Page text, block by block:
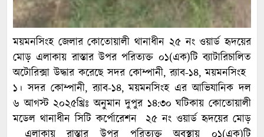
ময়মনসিংহ জেলার কোতোয়ালী থানাধীন ২৫ নং ওয়ার্ড হৃদয়ের
মোড় এলাকায় রাস্তার উপর পরিত্যক্ত ০১(এক)টি ব্যাটারিচালিত
অটোরিক্সা উদ্ধার করেছে সদর কোম্পানী, র‌্যাব-১৪, ময়মনসিংহ
১। সদর কোম্পানী, র‌্যাব-১৪, ময়মনসিংহ এর আভিযানিক দল
৬ আগস্ট ২০২৫খ্রিঃ অনুমান দুপুর ১৪:৩০ ঘটিকায় কোতোয়ালী
মডেল থানাধীন সিটি কর্পোরেশন ২৫ নং ওয়ার্ড হৃদয়ের মোড়